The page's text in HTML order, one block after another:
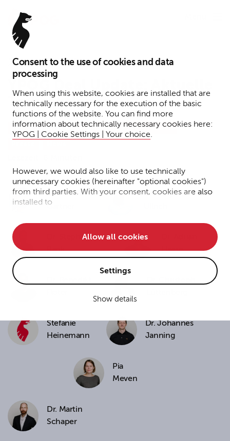
Consent to the use of cookies and data
processing
When using this website, cookies are installed that are
technically necessary for the execution of the basic
functions of the website. You can find more
information about technically necessary cookies here:
YPOG | Cookie Settings | Your choice.
However, we would also like to use technically
unnecessary cookies (hereinafter "optional cookies")
from third parties. With your consent, cookies are also
installed to
• improve the functionality of the website and
• Track your online behavior for targeted advertising
purposes.
Alternatively, click "Accept only technically necessary"
to reject all optional cookies.
By clicking on "Settings", you can individualize your
choice of optional cookies. You can revoke or change
cookie
Allow all cookies
Settings
Show details
24. Februar 2022
Transaktionen
Tax Transactions IP/IT/Data Protection
Dr. Frederik
Gärtner
Dr. Benjamin
Dr. Stephan
Bank
Haase
Stefanie
Heinemann
Dr. Johannes
Janning
Pia
Meven
Dr. Martin
Schaper